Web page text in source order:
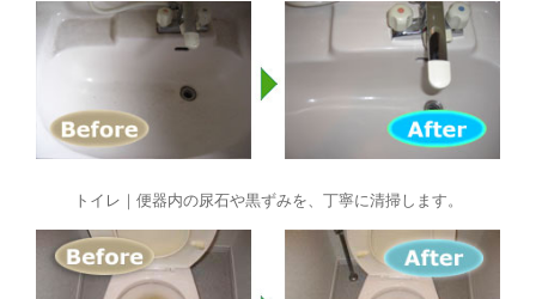
トイレ｜便器内の尿石や黒ずみを、丁寧に清掃します。